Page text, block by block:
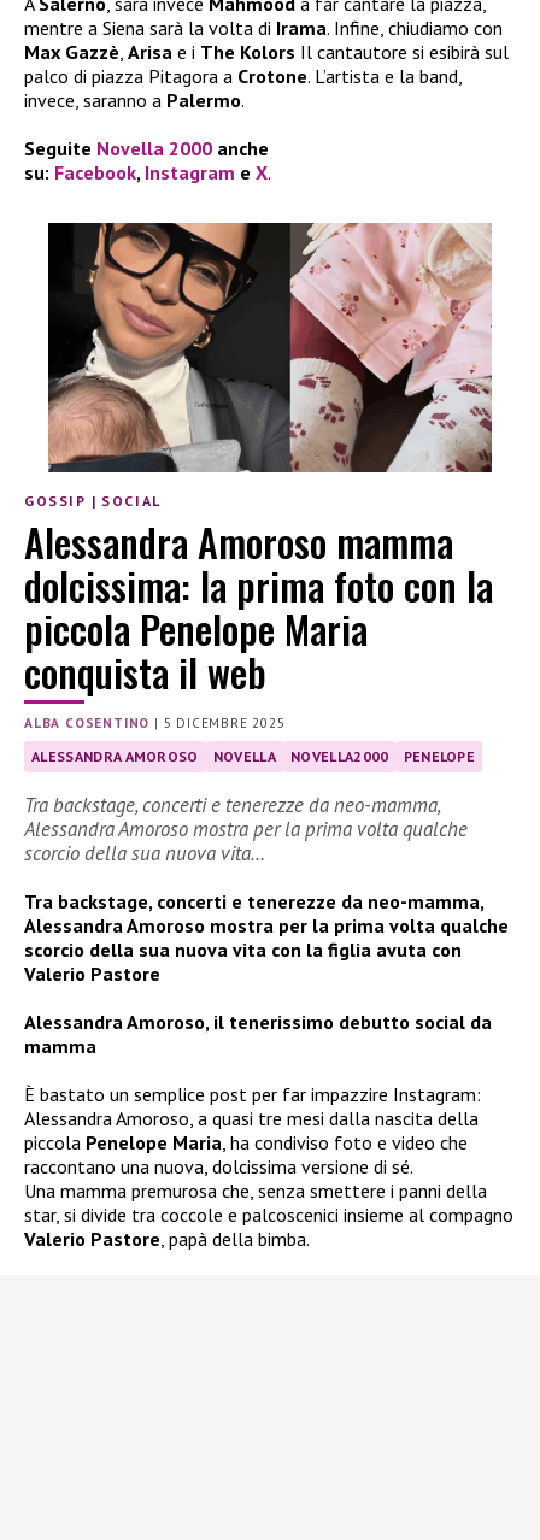
mentre a Siena sarà la volta di Irama. Infine, chiudiamo con
Max Gazzè Arisa e i The Kolors Il cantautore si esibirà sul
palco di piazza Pitagora a Crotone. L’artista e la band,
invece, saranno a Palermo.
Seguite Novella 2000 anche
su: Facebook, Instagram e X.
GOSSIP | SOCIAL
Alessandra Amoroso mamma
dolcissima: la prima foto con la
piccola Penelope Maria
conquista il web
ALBA COSENTINO | 5 DICEMBRE 2025
ALESSANDRA AMOROSO NOVELLA NOVELLA2000 PENELOPE
Tra backstage, concerti e tenerezze da neo-mamma,
Alessandra Amoroso mostra per la prima volta qualche
scorcio della sua nuova vita…
Tra backstage, concerti e tenerezze da neo-mamma,
Alessandra Amoroso mostra per la prima volta qualche
scorcio della sua nuova vita con la figlia avuta con
Valerio Pastore
Alessandra Amoroso, il tenerissimo debutto social da
mamma
È bastato un semplice post per far impazzire Instagram:
Alessandra Amoroso, a quasi tre mesi dalla nascita della
piccola Penelope Maria , ha condiviso foto e video che
raccontano una nuova, dolcissima versione di sé.
Una mamma premurosa che, senza smettere i panni della
star, si divide tra coccole e palcoscenici insieme al compagno
Valerio Pastore , papà della bimba.